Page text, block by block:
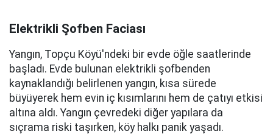
Elektrikli Şofben Faciası
Yangın, Topçu Köyü'ndeki bir evde öğle saatlerinde
başladı. Evde bulunan elektrikli şofbenden
kaynaklandığı belirlenen yangın, kısa sürede
büyüyerek hem evin iç kısımlarını hem de çatıyı etkisi
altına aldı. Yangın çevredeki diğer yapılara da
sıçrama riski taşırken, köy halkı panik yaşadı.